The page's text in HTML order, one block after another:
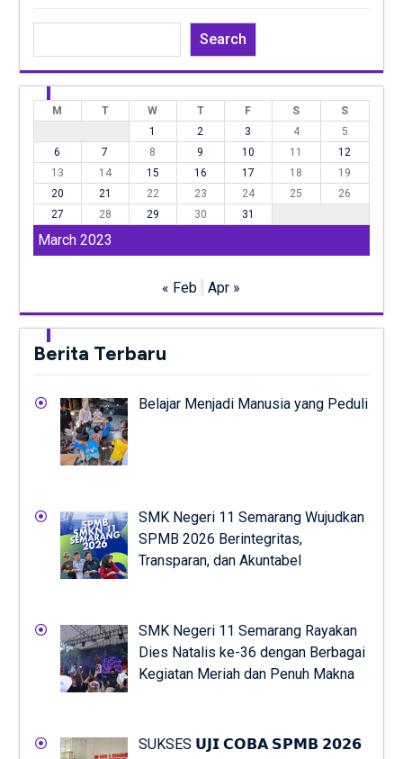
Search
March 2023
M T W T F S
S
1
2 3 4
5
6
7 8 9 10 11
12
13
14 15 16 17 18
19
20
21 22 23 24 25
26
27
28 29 30 31
« Feb Apr »
Berita Terbaru
Belajar Menjadi Manusia yang Peduli
SMK Negeri 11 Semarang Wujudkan
SPMB 2026 Berintegritas,
Transparan, dan Akuntabel
SMK Negeri 11 Semarang Rayakan
Dies Natalis ke-36 dengan Berbagai
Kegiatan Meriah dan Penuh Makna
SUKSES 𝗨𝗝𝗜 𝗖𝗢𝗕𝗔 𝗦𝗣𝗠𝗕 𝟮𝟬𝟮𝟲